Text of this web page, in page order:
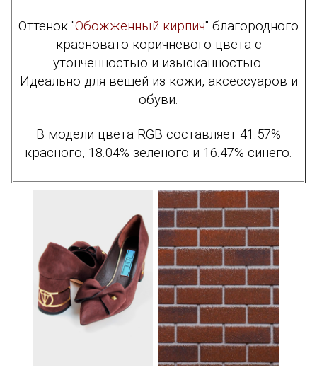
Оттенок "Обожженный кирпич" благородного
красновато-коричневого цвета с
утонченностью и изысканностью.
Идеально для вещей из кожи, аксессуаров и
обуви.
В модели цвета RGB составляет 41.57%
красного, 18.04% зеленого и 16.47% синего.